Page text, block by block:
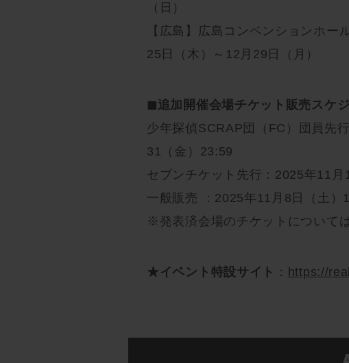
（日）
【広島】広島コンベンションホ
25日（木）～12月29日（月）
◼︎追加開催会場チケット販売スケ
少年探偵SCRAP団（FC）団員先
31（金）23:59
セブンチケット先行：2025年11
一般販売 ：2025年11月8日（土）
※発表済会場のチケットについて
★イベント特設サイト ： https://